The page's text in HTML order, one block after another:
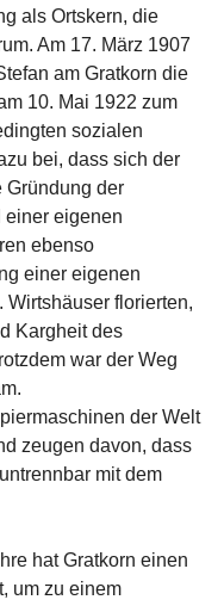
als Ortskern, die
Am 17. März 1907
am Gratkorn die
10. Mai 1922 zum
sozialen
bei, dass sich der
Gründung der
einer eigenen
ebenso
einer eigenen
Wirtshäuser florierten,
Kargheit des
war der Weg
der Welt
zeugen davon, dass
mit dem
hat Gratkorn einen
um zu einem